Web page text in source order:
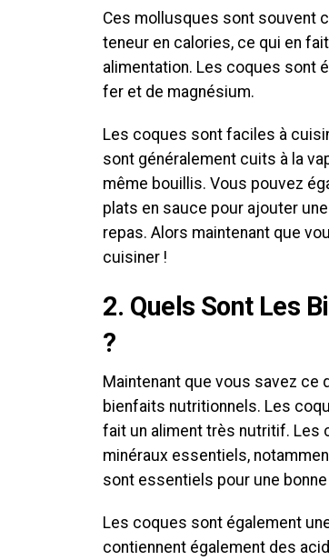
Ces mollusques sont souvent
teneur en calories, ce qui en
alimentation. Les coques sont
fer et de magnésium.
Les coques sont faciles à
sont généralement cuits à la
même bouillis. Vous pouvez
plats en sauce pour ajouter
repas. Alors maintenant que
cuisiner !
2. Quels Sont Les
?
Maintenant que vous savez ce
bienfaits nutritionnels. Les
fait un aliment très nutritif. Les
minéraux essentiels,
sont essentiels pour une
Les coques sont également
contiennent également des